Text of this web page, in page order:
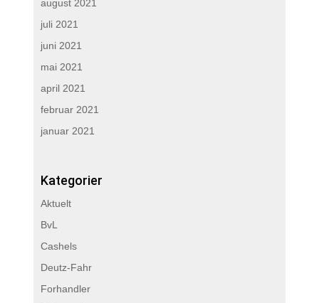
august 2021
juli 2021
juni 2021
mai 2021
april 2021
februar 2021
januar 2021
Kategorier
Aktuelt
BvL
Cashels
Deutz-Fahr
Forhandler